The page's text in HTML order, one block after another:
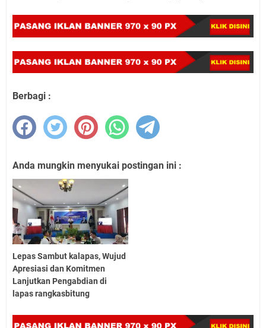
Berbagi :
Anda mungkin menyukai postingan ini :
Lepas Sambut kalapas, Wujud
Apresiasi dan Komitmen
Lanjutkan Pengabdian di
lapas rangkasbitung